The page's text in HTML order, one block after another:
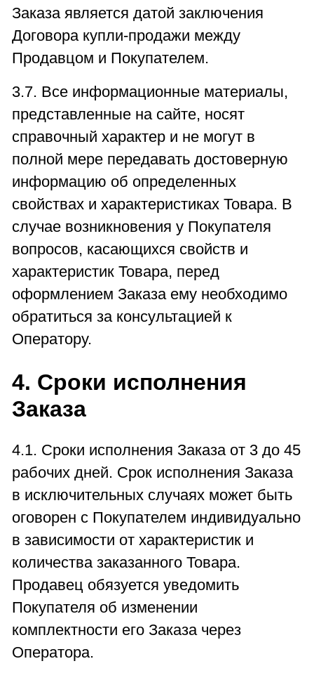
Заказа является датой заключения
Договора купли-продажи между
Продавцом и Покупателем.
3.7. Все информационные материалы,
представленные на сайте, носят
справочный характер и не могут в
полной мере передавать достоверную
информацию об определенных
свойствах и характеристиках Товара. В
случае возникновения у Покупателя
вопросов, касающихся свойств и
характеристик Товара, перед
оформлением Заказа ему необходимо
обратиться за консультацией к
Оператору.
4. Сроки исполнения
Заказа
4.1. Сроки исполнения Заказа от 3 до 45
рабочих дней. Срок исполнения Заказа
в исключительных случаях может быть
оговорен с Покупателем индивидуально
в зависимости от характеристик и
количества заказанного Товара.
Продавец обязуется уведомить
Покупателя об изменении
комплектности его Заказа через
Оператора.